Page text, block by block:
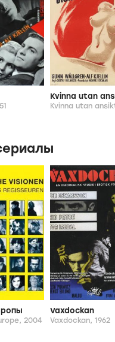
Kvinna utan
Kvinna utan
2004
Vaxdockan
Vaxdockan, 1962